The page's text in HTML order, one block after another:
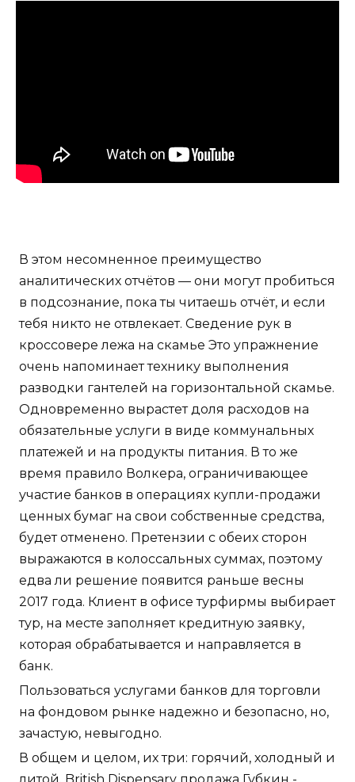
В этом несомненное преимущество
аналитических отчётов — они могут пробиться
в подсознание, пока ты читаешь отчёт, и если
тебя никто не отвлекает. Сведение рук в
кроссовере лежа на скамье Это упражнение
очень напоминает технику выполнения
разводки гантелей на горизонтальной скамье.
Одновременно вырастет доля расходов на
обязательные услуги в виде коммунальных
платежей и на продукты питания. В то же
время правило Волкера, ограничивающее
участие банков в операциях купли-продажи
ценных бумаг на свои собственные средства,
будет отменено. Претензии с обеих сторон
выражаются в колоссальных суммах, поэтому
едва ли решение появится раньше весны
2017 года. Клиент в офисе турфирмы выбирает
тур, на месте заполняет кредитную заявку,
которая обрабатывается и направляется в
банк.
Пользоваться услугами банков для торговли
на фондовом рынке надежно и безопасно, но,
зачастую, невыгодно.
В общем и целом, их три: горячий, холодный и